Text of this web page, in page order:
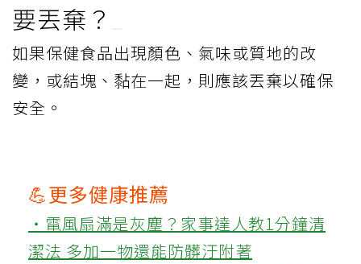
要丟棄？
如果保健食品出現顏色、氣味或質地的改
變，或結塊、黏在一起，則應該丟棄以確保
安全。
💪更多健康推薦
‧電風扇滿是灰塵？家事達人教1分鐘清
潔法 多加一物還能防髒汙附著